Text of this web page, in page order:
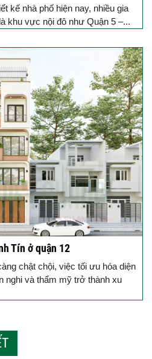
kế nhà phố hiện nay, nhiều gia
khu vực nội đô như Quận 5 –...
Tín ở quận 12
chật chội, việc tối ưu hóa diện
nghi và thẩm mỹ trở thành xu